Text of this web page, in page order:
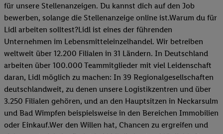
für unsere Stellenanzeigen. Du kannst dich auf den Job
bewerben, solange die Stellenanzeige online ist.Warum du für
Lidl arbeiten solltest?Lidl ist eines der führenden
Unternehmen im Lebensmitteleinzelhandel. Wir betreiben
weltweit über 12.200 Filialen in 31 Ländern. In Deutschland
arbeiten über 100.000 Teammitglieder mit viel Leidenschaft
daran, Lidl möglich zu machen: In 39 Regionalgesellschaften
deutschlandweit, zu denen unsere Logistikzentren und über
3.250 Filialen gehören, und an den Hauptsitzen in Neckarsulm
und Bad Wimpfen beispielsweise in den Bereichen Immobilien
oder Einkauf.Wer den Willen hat, Chancen zu ergreifen und